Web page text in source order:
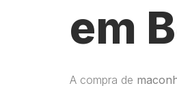
em
A compra de